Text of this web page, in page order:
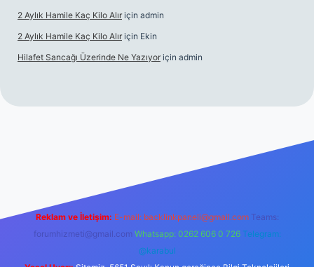
2 Aylık Hamile Kaç Kilo Alır için admin
2 Aylık Hamile Kaç Kilo Alır için Ekin
Hilafet Sancağı Üzerinde Ne Yazıyor için admin
Reklam ve İletişim: E-mail: backlinkpaneli@gmail.com Teams:
forumhizmeti@gmail.com Whatsapp: 0262 606 0 726 Telegram:
@karabul